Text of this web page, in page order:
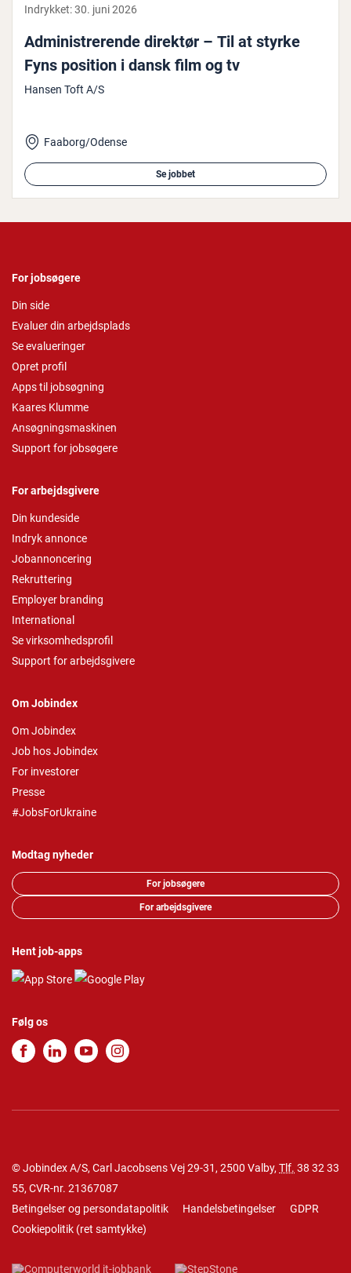
Indrykket:30. juni 2026
Ad­mi­ni­stre­ren­de direktør – Til at styrke
Fyns position i dansk film og tv
Hansen Toft A/S
Faaborg/Odense
Se jobbet
For jobsøgere
Din side
Evaluer din arbejdsplads
Se evalueringer
Opret profil
Apps til jobsøgning
Kaares Klumme
Ansøgningsmaskinen
Support for jobsøgere
For arbejdsgivere
Din kundeside
Indryk annonce
Jobannoncering
Rekruttering
Employer branding
International
Se virksomhedsprofil
Support for arbejdsgivere
Om Jobindex
Om Jobindex
Job hos Jobindex
For investorer
Presse
#JobsForUkraine
Modtag nyheder
For jobsøgere
For arbejdsgivere
Hent job-apps
Følg os
© Jobindex A/S, Carl Jacobsens Vej 29-31, 2500 Valby, Tlf. 38 32 33
55, CVR-nr. 21367087
Betingelser og persondatapolitik
Handelsbetingelser
GDPR
Cookiepolitik (ret samtykke)